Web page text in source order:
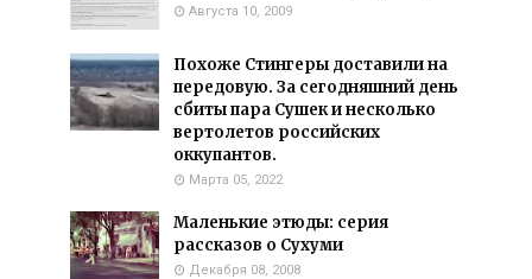
Августа 10, 2009
Похоже Стингеры доставили на
передовую. За сегодняшний день
сбиты пара Сушек и несколько
вертолетов российских
оккупантов.
Марта 05, 2022
Маленькие этюды: серия
рассказов о Сухуми
Декабря 08, 2008